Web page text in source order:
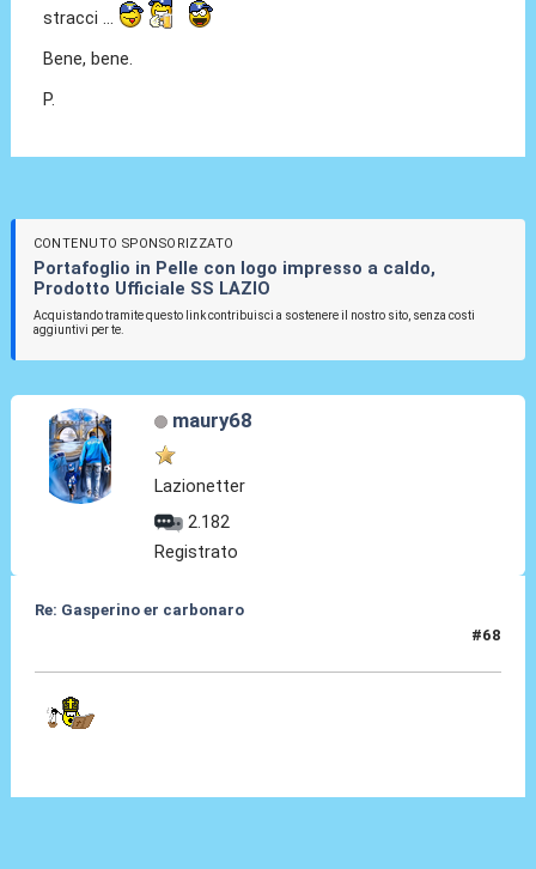
stracci ...
Bene, bene.
P.
CONTENUTO SPONSORIZZATO
Portafoglio in Pelle con logo impresso a caldo,
Prodotto Ufficiale SS LAZIO
Acquistando tramite questo link contribuisci a sostenere il nostro sito, senza costi
aggiuntivi per te.
maury68
Lazionetter
2.182
Registrato
Re: Gasperino er carbonaro
#68